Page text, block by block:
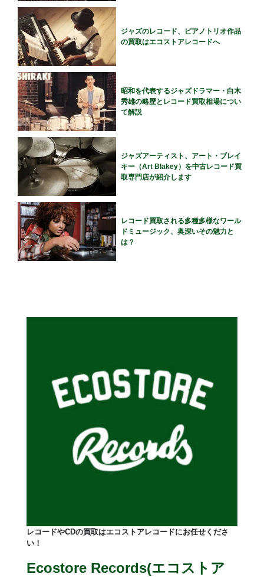
ジャズのレコード、ピアノトリオ作品
の買取はエコストアレコードへ
昭和を代表するジャズドラマー・白木
秀雄の略歴とレコード買取相場につい
て解説
ジャズアーティスト、アート・ブレイ
キー（Art Blakey）を中古レコード買
取専門店が紹介します
レコード買取される多種多様なワール
ドミュージック、奥深いその魅力と
は？
レコードやCDの買取はエコストアレコードにお任せくださ
い！
Ecostore Records(エコストア